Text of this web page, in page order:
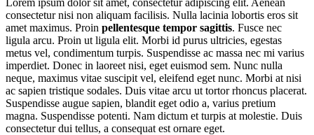
consectetur nisi non aliquam facilisis. Nulla lacinia lobortis eros sit
amet maximus. Proin pellentesque tempor sagittis. Fusce nec
ligula arcu. Proin ut ligula elit. Morbi id purus ultricies, egestas
metus vel, condimentum turpis. Suspendisse ac massa nec mi varius
imperdiet. Donec in laoreet nisi, eget euismod sem. Nunc nulla
neque, maximus vitae suscipit vel, eleifend eget nunc. Morbi at nisi
ac sapien tristique sodales. Duis vitae arcu ut tortor rhoncus placerat.
Suspendisse augue sapien, blandit eget odio a, varius pretium
magna. Suspendisse potenti. Nam dictum et turpis at molestie. Duis
consectetur dui tellus, a consequat est ornare eget.